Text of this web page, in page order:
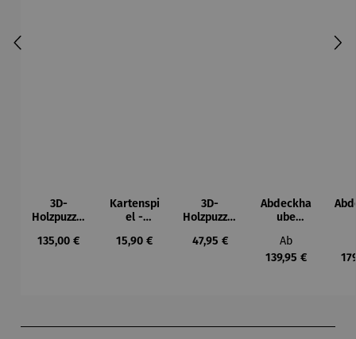
3D-
Holzpuzzle
Weltkarte
Regulärer Preis:
135,00 €
Kartenspi
el -
Regulärer Preis:
15,90 €
3D-
Holzpuzzle
Pendeluhr
Regulärer Preis:
47,95 €
Abdeckha
ube
en
Regulärer
Ab
139,95 €